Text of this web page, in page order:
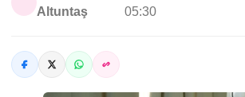
Altuntaş
05:30